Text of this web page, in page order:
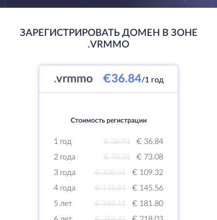
ЗАРЕГИСТРИРОВАТЬ ДОМЕН В ЗОНЕ
.VRMMO
.vrmmo €36.84/1 год
Стоимость регистрации
1 год € 36.91
€ 36.84
2 года
€ 73.21
€ 73.08
3 года
€ 109.51
€ 109.32
4 года
€ 145.81
€ 145.56
5 лет
€ 182.11
€ 181.80